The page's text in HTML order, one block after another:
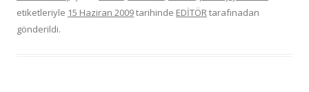
etiketleriyle 15 Haziran 2009tarihinde EDİTÖRtarafınadan
gönderildi.